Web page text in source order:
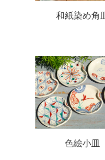
和紙染め角皿
色絵小皿